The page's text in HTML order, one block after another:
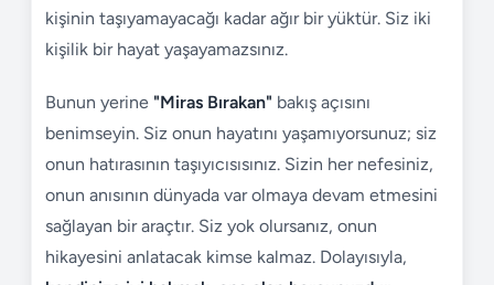
kişinin taşıyamayacağı kadar ağır bir yüktür. Siz iki
kişilik bir hayat yaşayamazsınız.
Bunun yerine "Miras Bırakan" bakış açısını
benimseyin. Siz onun hayatını yaşamıyorsunuz; siz
onun hatırasının taşıyıcısısınız. Sizin her nefesiniz,
onun anısının dünyada var olmaya devam etmesini
sağlayan bir araçtır. Siz yok olursanız, onun
hikayesini anlatacak kimse kalmaz. Dolayısıyla,